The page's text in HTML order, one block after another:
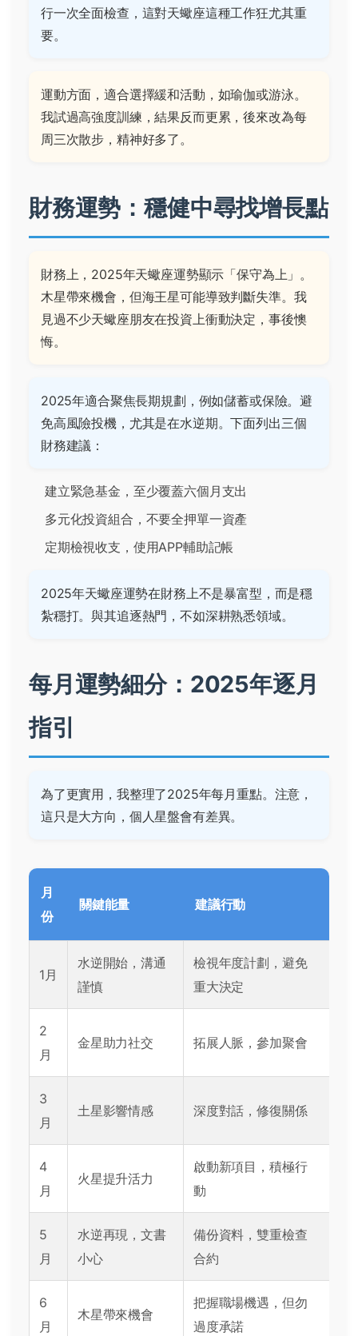
行一次全面檢查，這對天蠍座這種工作狂尤其重
要。
運動方面，適合選擇緩和活動，如瑜伽或游泳。
我試過高強度訓練，結果反而更累，後來改為每
周三次散步，精神好多了。
財務運勢：穩健中尋找增長點
財務上，2025年天蠍座運勢顯示「保守為上」。
木星帶來機會，但海王星可能導致判斷失準。我
見過不少天蠍座朋友在投資上衝動決定，事後懊
悔。
2025年適合聚焦長期規劃，例如儲蓄或保險。避
免高風險投機，尤其是在水逆期。下面列出三個
財務建議：
建立緊急基金，至少覆蓋六個月支出
多元化投資組合，不要全押單一資產
定期檢視收支，使用APP輔助記帳
2025年天蠍座運勢在財務上不是暴富型，而是穩
紮穩打。與其追逐熱門，不如深耕熟悉領域。
每月運勢細分：2025年逐月
指引
為了更實用，我整理了2025年每月重點。注意，
這只是大方向，個人星盤會有差異。
月
份
關鍵能量 建議行動
1月
水逆開始，溝通
謹慎
檢視年度計劃，避免
重大決定
2
月
金星助力社交 拓展人脈，參加聚會
3
月
土星影響情感 深度對話，修復關係
4
月
火星提升活力
啟動新項目，積極行
動
5
月
水逆再現，文書
小心
備份資料，雙重檢查
合約
6
月
木星帶來機會
把握職場機遇，但勿
過度承諾